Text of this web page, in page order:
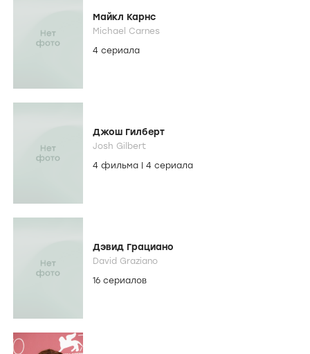
Майкл Карнс
Michael Carnes
4 сериала
Джош Гилберт
Josh Gilbert
4 фильма
4 сериала
Дэвид Грациано
David Graziano
16 сериалов